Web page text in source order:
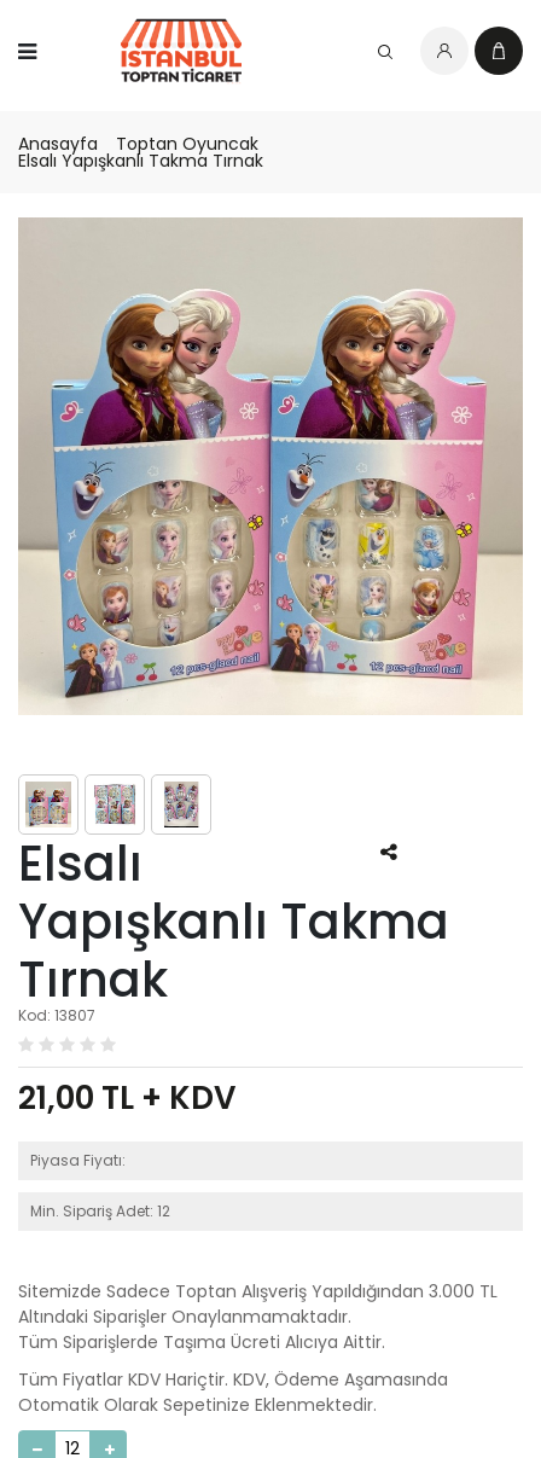
Anasayfa Toptan Oyuncak
Elsalı Yapışkanlı Takma Tırnak
Elsalı
Yapışkanlı Takma
Tırnak
Kod: 13807
21,00 TL + KDV
Piyasa Fiyatı:
Min. Sipariş Adet: 12
Sitemizde Sadece Toptan Alışveriş Yapıldığından 3.000 TL
Altındaki Siparişler Onaylanmamaktadır.
Tüm Siparişlerde Taşıma Ücreti Alıcıya Aittir.
Tüm Fiyatlar KDV Hariçtir. KDV, Ödeme Aşamasında
Otomatik Olarak Sepetinize Eklenmektedir.